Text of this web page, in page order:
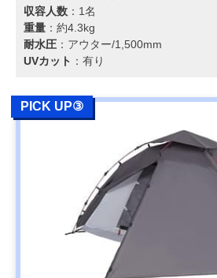
収容人数 ：1名
重量 ：約4.3kg
耐水圧 ：アウター/1,500mm
UVカット ：有り
PICK UP③